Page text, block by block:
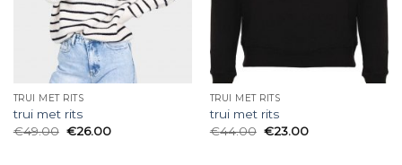
TRUI MET RITS
trui met rits
€49.00 €26.00
TRUI MET RITS
trui met rits
€44.00 €23.00